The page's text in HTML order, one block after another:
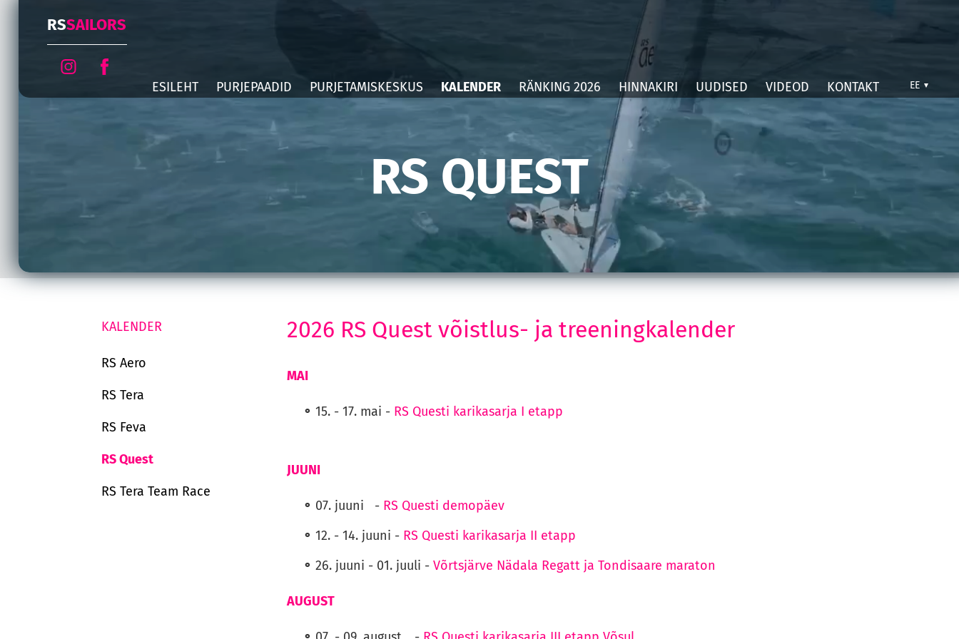
RSSAILORS
ESILEHT PURJEPAADID PURJETAMISKESKUS KALENDER RÄNKING 2026 HINNAKIRI UUDISED VIDEOD KONTAKT EE
RS QUEST
KALENDER
RS Aero
RS Tera
RS Feva
RS Quest
RS Tera Team Race
2026 RS Quest võistlus- ja treeningkalender
MAI
15. - 17. mai - RS Questi karikasarja I etapp
JUUNI
07. juuni - RS Questi demopäev
12. - 14. juuni - RS Questi karikasarja II etapp
26. juuni - 01. juuli - Võrtsjärve Nädala Regatt ja Tondisaare maraton
AUGUST